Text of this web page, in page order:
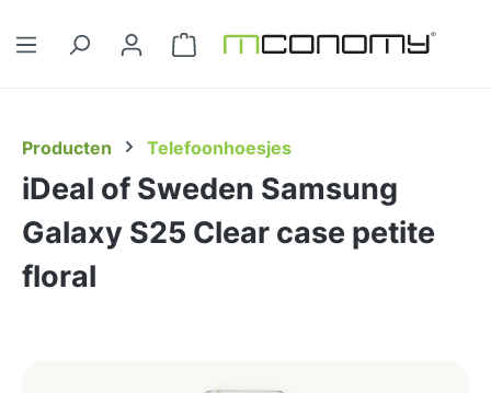
Winkelwagentje bevat 0 artikelen.
Producten Telefoonhoesjes
iDeal of Sweden Samsung
Galaxy S25 Clear case petite
floral